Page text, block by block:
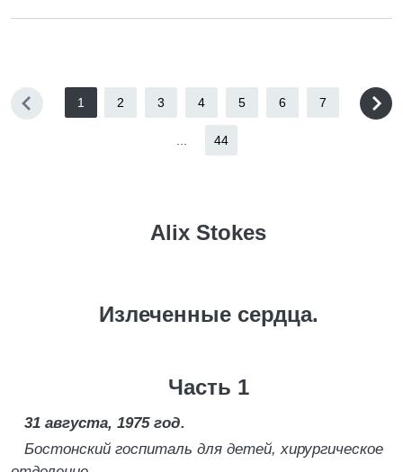
1 2 3 4 5 6 7
44
Alix Stokes
Излеченные сердца.
Часть 1
31 августа, 1975 год.
Бостонский госпиталь для детей, хирургическое